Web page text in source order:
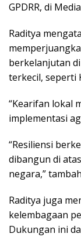
GPDRR, di
Raditya
berkelanjutan
terkecil, seperti
“Kearifan lokal
implementasi
“Resiliensi
dibangun di
negara,”
Raditya juga
kelembagaan
Dukungan ini